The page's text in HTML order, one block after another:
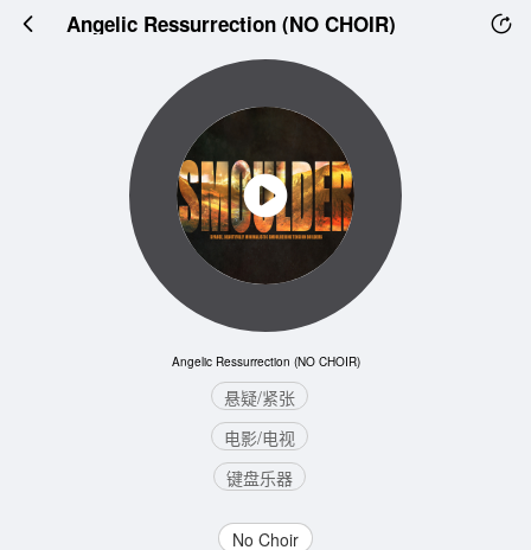
Angelic Ressurrection (NO CHOIR)
Angelic Ressurrection (NO CHOIR)
悬疑/紧张
电影/电视
键盘乐器
No Choir